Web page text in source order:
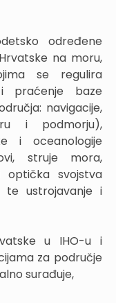
određene
na moru,
se regulira
praćenje baze
navigacije,
i podmorju),
i oceanologije
struje mora,
optička svojstva
te ustrojavanje i
u IHO-u i
za područje
surađuje,